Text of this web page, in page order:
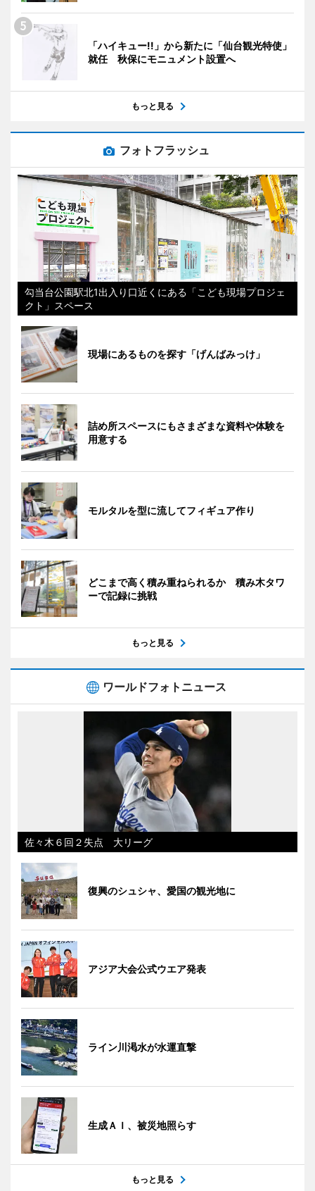
「ハイキュー!!」から新たに「仙台観光特使」
就任 秋保にモニュメント設置へ
もっと見る
フォトフラッシュ
勾当台公園駅北1出入り口近くにある「こども現場プロジェ
クト」スペース
現場にあるものを探す「げんばみっけ」
詰め所スペースにもさまざまな資料や体験を
用意する
モルタルを型に流してフィギュア作り
どこまで高く積み重ねられるか 積み木タワ
ーで記録に挑戦
もっと見る
ワールドフォトニュース
佐々木６回２失点 大リーグ
復興のシュシャ、愛国の観光地に
アジア大会公式ウエア発表
ライン川渇水が水運直撃
生成ＡＩ、被災地照らす
もっと見る